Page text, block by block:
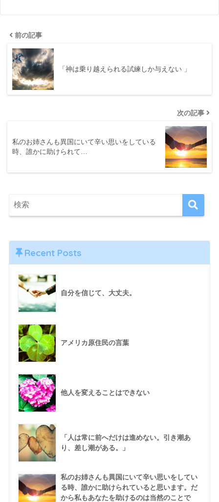
前の記事
「神は乗り越えられる試練しか与えない 」
次の記事
私のお姉さんも異国にいて辛い思いをしている
時、誰かに助けられて…
Recent Posts
自分を信じて、大丈夫。
アメリカ原住民の言葉
他人を変えることはできない
「人は常に前へだけは進めない。引き潮あ
り、差し潮がある。」
私のお姉さんも異国にいて辛い思いをしてい
る時、誰かに助けられていると思います。だ
から私もあなたを助けるのは当然のことで